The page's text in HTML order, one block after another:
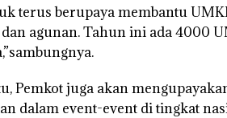
terus berupaya membantu
agunan. Tahun ini ada 4000
Pemkot juga akan
dalam event-event di tingkat